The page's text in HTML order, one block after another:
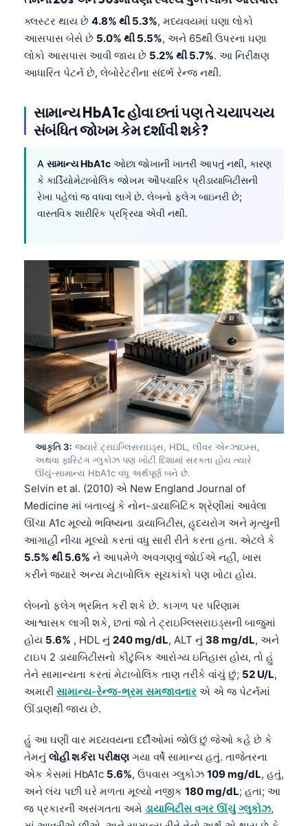
ક્લસ્ટર થાય છે 4.8% થી 5.3%, મધ્યવયમાં ઘણા લોકો
આસપાસ બેસે છે 5.0% થી 5.5%, અને 65થી ઉપરના ઘણા
લોકો આસપાસ આવી જાય છે 5.2% થી 5.7%. આ નિરીક્ષણ
આધારિત પેટર્ન છે, લેબોરેટરીના સંદર્ભ રેન્જ નથી.
સામાન્ય HbA1c હોવા છતાં પણ તે ચયાપચય
સંબંધિત જોખમ કેમ દર્શાવી શકે?
A સામાન્ય HbA1c ઓછા જોખાની ખાતરી આપતું નથી, કારણ
કે કાર્ડિયોમેટાબોલિક જોખમ ઔપચારિક પ્રીડાયાબિટીસની
રેખા પહેલાં જ વધવા લાગે છે. લેબનો ફ્લેગ બાઇનરી છે;
વાસ્તવિક શારીરિક પ્રક્રિયા એવી નથી.
આકૃતિ 3: જ્યારે ટ્રાઇગ્લિસરાઇડ્સ, HDL, લીવર એન્ઝાઇમ્સ,
અથવા ફાસ્ટિંગ ગ્લુકોઝ પણ ખોટી દિશામાં સરકતા હોય ત્યારે
ઊંચું-સામાન્ય HbA1c વધુ અર્થપૂર્ણ બને છે.
Selvin et al. (2010) એ New England Journal of
Medicine માં બતાવ્યું કે નોન-ડાયાબિટિક શ્રેણીમાં આવેલા
ઊંચા A1c મૂલ્યો ભવિષ્યના ડાયાબિટીસ, હૃદયરોગ અને મૃત્યુની
આગાહી નીચા મૂલ્યો કરતાં વધુ સારી રીતે કરતા હતા. એટલે કે
5.5% થી 5.6% ને આપમેળે અવગણવું જોઈએ નહીં, ખાસ
કરીને જ્યારે અન્ય મેટાબોલિક સૂચકાંકો પણ ખોટા હોય.
લેબનો ફ્લેગ ભ્રમિત કરી શકે છે. કાગળ પર પરિણામ
આશ્વાસક લાગી શકે, છતાં જો તે ટ્રાઇગ્લિસરાઇડ્સની બાજુમાં
હોય 5.6% , HDL નું 240 mg/dL, ALT નું 38 mg/dL, અને
ટાઇપ 2 ડાયાબિટીસનો કૌટુંબિક આરોગ્ય ઇતિહાસ હોય, તો હું
તેને સામાન્યતા કરતાં મેટાબોલિક તાણ તરીકે વાંચું છું; 52 U/L,
અમારી સામાન્ય-રેન્જ-ભ્રમ સમજાવનાર એ એ જ પેટર્નમાં
ઊંડાણથી જાય છે.
હું આ ઘણી વાર મધ્યવયના દર્દીઓમાં જોઉં છું જેઓ કહે છે કે
તેમનું લોહી શર્કરા પરીક્ષણ ગયા વર્ષે સામાન્ય હતું. તાજેતરના
એક કેસમાં HbA1c 5.6%, ઉપવાસ ગ્લુકોઝ 109 mg/dL, હતું,
અને લંચ પછી ઘરે મળતા મૂલ્યો નજીક 180 mg/dL; હતા; આ
જ પ્રકારની અસંગતતા અમે ડાયાબિટીસ વગર ઊંચું ગ્લુકોઝ,